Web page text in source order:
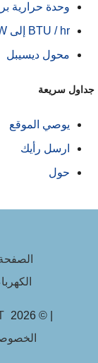
وحدة حرارية
BTU / hr إلى kW
محول ديسيبل
سريعة
يوصي الموقع
ارسل رأيك
حول
الصفحة
الكهرباء
| © 2026